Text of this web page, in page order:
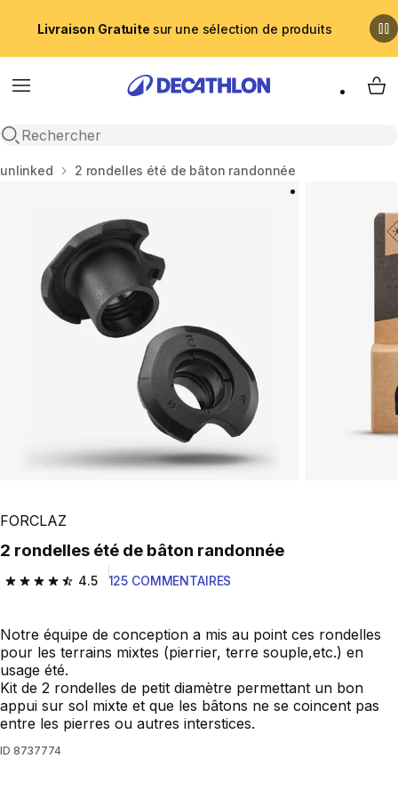
Livraison Gratuite sur une sélection de produits
Menu
Recherche ouverte
My
Accueil
unlinked 2 rondelles été de bâton randonnée
FORCLAZ
2 rondelles été de bâton randonnée
4.5
4.5 out of 5 stars from 125 reviews
125 COMMENTAIRES
Notre équipe de conception a mis au point ces rondelles
pour les terrains mixtes (pierrier, terre souple,etc.) en
usage été.
Kit de 2 rondelles de petit diamètre permettant un bon
appui sur sol mixte et que les bâtons ne se coincent pas
entre les pierres ou autres interstices.
ID 8737774